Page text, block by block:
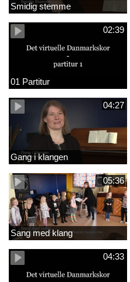
Smidig stemme
02:39
01 Partitur
04:27
Gang i klangen
05:36
Sang med klang
04:33